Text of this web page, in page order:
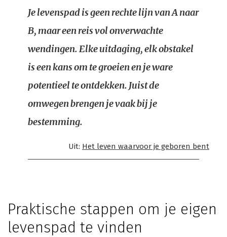
Je levenspad is geen rechte lijn van A naar
B, maar een reis vol onverwachte
wendingen. Elke uitdaging, elk obstakel
is een kans om te groeien en je ware
potentieel te ontdekken. Juist de
omwegen brengen je vaak bij je
bestemming.
Uit: Het leven waarvoor je geboren bent
Praktische stappen om je eigen
levenspad te vinden